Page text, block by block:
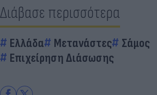
Διάβασε περισσότερα
Ελλάδα Μετανάστες
Σάμος
Επιχείρηση Διάσωσης